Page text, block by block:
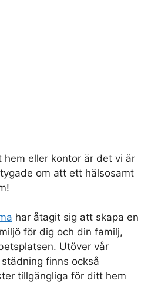
eller kontor är det vi är
om att ett hälsosamt
har åtagit sig att skapa en
för dig och din familj,
Utöver vår
finns också
tillgängliga för ditt hem